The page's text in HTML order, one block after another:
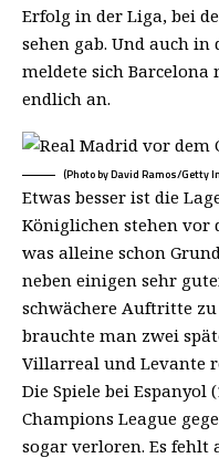
Erfolg in der Liga, bei
sehen gab. Und auch in
meldete sich Barcelona
endlich an.
(Photo by David Ramos/Getty
Etwas besser ist die
Königlichen stehen vor
was alleine schon
neben einigen sehr
schwächere Auftritte zu
brauchte man zwei
Villarreal und Levante
Die Spiele bei Espanyol
Champions League
sogar verloren. Es fehlt